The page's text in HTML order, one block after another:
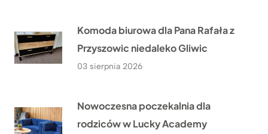
Komoda biurowa dla Pana Rafała z
Przyszowic niedaleko Gliwic
03 sierpnia 2026
Nowoczesna poczekalnia dla
rodziców w Lucky Academy